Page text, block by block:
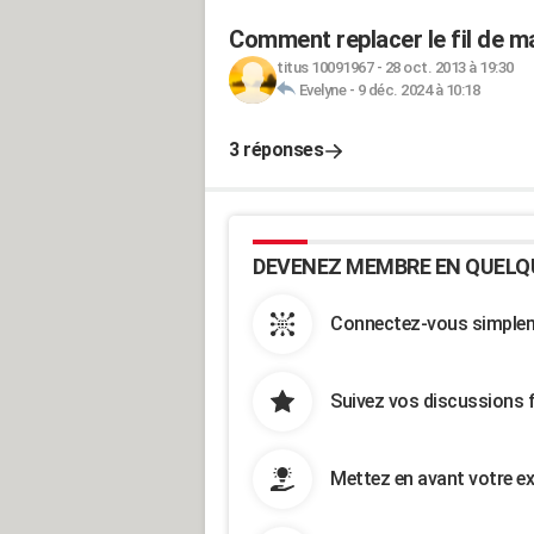
Comment replacer le fil de
titus 10091967- 28 oct. 2013 à 19:30
Evelyne- 9 déc. 2024 à 10:18
3 réponses
DEVENEZ MEMBRE EN
Connectez-vous
Suivez vos discussions
Mettez en avant votre